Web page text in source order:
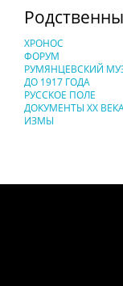
ХРОНОС
ФОРУМ
РУМЯНЦЕВСКИЙ
ДО 1917 ГОДА
РУССКОЕ ПОЛЕ
ДОКУМЕНТЫ XX
ИЗМЫ